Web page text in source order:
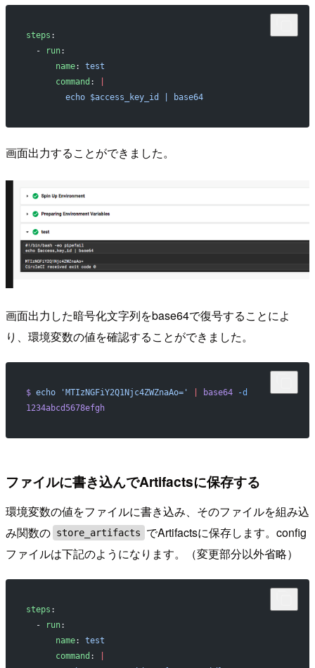
steps :
  -
run:
      name
: test
      command
:
        echo $access_key_id | base64
画面出力することができました。
画面出力した暗号化文字列をbase64で復号することによ
り、環境変数の値を確認することができました。
$ echo 'MTIzNGFiY2Q1Njc4ZWZnaAo=' base64 -d
1234abcd5678efgh
ファイルに書き込んでArtifactsに保存する
環境変数の値をファイルに書き込み、そのファイルを組み込
み関数の store_artifacts
でArtifactsに保存します。config
ファイルは下記のようになります。（変更部分以外省略）
steps :
  -
run:
      name
: test
      command
: